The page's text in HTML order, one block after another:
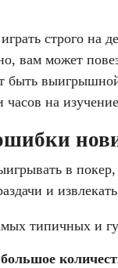
строго на
вам может
быть
часов на
в
и
типичных и